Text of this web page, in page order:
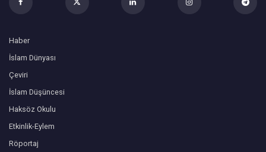
Haber
İslam Dünyası
Çeviri
İslam Düşüncesi
Haksöz Okulu
Etkinlik-Eylem
Röportaj